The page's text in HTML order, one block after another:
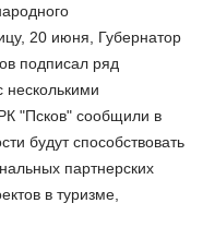
20 июня, Губернатор
подписал ряд
несколькими
"Псков" сообщили в
будут способствовать
партнерских
в туризме,